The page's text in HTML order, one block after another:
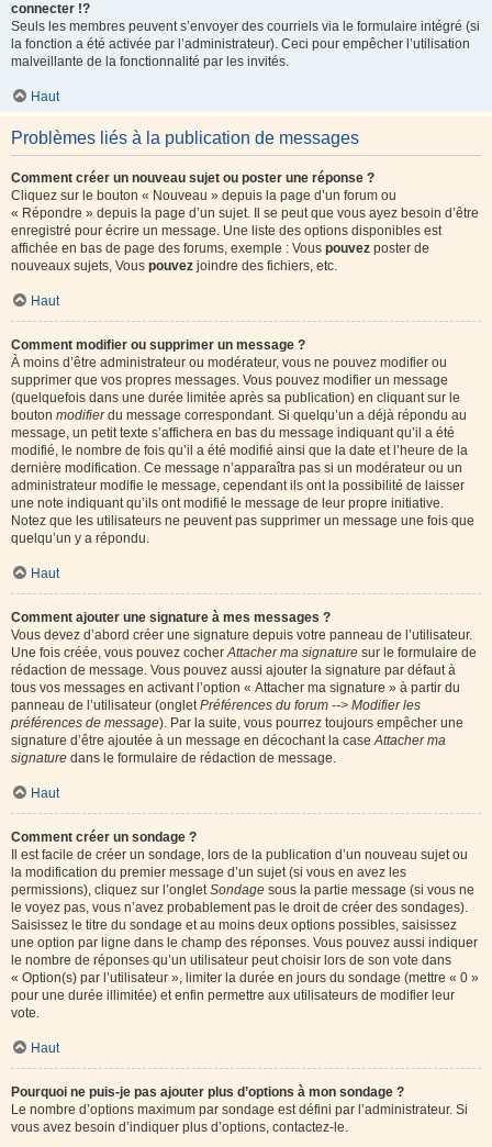
connecter !?
Seuls les membres peuvent s’envoyer des courriels via le formulaire intégré (si
la fonction a été activée par l’administrateur). Ceci pour empêcher l’utilisation
malveillante de la fonctionnalité par les invités.
Haut
Problèmes liés à la publication de messages
Comment créer un nouveau sujet ou poster une réponse ?
Cliquez sur le bouton « Nouveau » depuis la page d’un forum ou
« Répondre » depuis la page d’un sujet. Il se peut que vous ayez besoin d’être
enregistré pour écrire un message. Une liste des options disponibles est
affichée en bas de page des forums, exemple : Vous pouvez poster de
nouveaux sujets, Vous pouvez joindre des fichiers, etc.
Haut
Comment modifier ou supprimer un message ?
À moins d’être administrateur ou modérateur, vous ne pouvez modifier ou
supprimer que vos propres messages. Vous pouvez modifier un message
(quelquefois dans une durée limitée après sa publication) en cliquant sur le
bouton modifierdu message correspondant. Si quelqu’un a déjà répondu au
message, un petit texte s’affichera en bas du message indiquant qu’il a été
modifié, le nombre de fois qu’il a été modifié ainsi que la date et l’heure de la
dernière modification. Ce message n’apparaîtra pas si un modérateur ou un
administrateur modifie le message, cependant ils ont la possibilité de laisser
une note indiquant qu’ils ont modifié le message de leur propre initiative.
Notez que les utilisateurs ne peuvent pas supprimer un message une fois que
quelqu’un y a répondu.
Haut
Comment ajouter une signature à mes messages ?
Vous devez d’abord créer une signature depuis votre panneau de l’utilisateur.
Une fois créée, vous pouvez cocherAttacher ma signature sur le formulaire de
rédaction de message. Vous pouvez aussi ajouter la signature par défaut à
tous vos messages en activant l’option « Attacher ma signature » à partir du
panneau de l’utilisateur (ongletPréférences du forum --> Modifier les
préférences de message). Par la suite, vous pourrez toujours empêcher une
signature d’être ajoutée à un message en décochant la caseAttacher ma
signature dans le formulaire de rédaction de message.
Haut
Comment créer un sondage ?
Il est facile de créer un sondage, lors de la publication d’un nouveau sujet ou
la modification du premier message d’un sujet (si vous en avez les
permissions), cliquez sur l’ongletSondage sous la partie message (si vous ne
le voyez pas, vous n’avez probablement pas le droit de créer des sondages).
Saisissez le titre du sondage et au moins deux options possibles, saisissez
une option par ligne dans le champ des réponses. Vous pouvez aussi indiquer
le nombre de réponses qu’un utilisateur peut choisir lors de son vote dans
« Option(s) par l’utilisateur », limiter la durée en jours du sondage (mettre « 0 »
pour une durée illimitée) et enfin permettre aux utilisateurs de modifier leur
vote.
Haut
Pourquoi ne puis-je pas ajouter plus d’options à mon sondage ?
Le nombre d’options maximum par sondage est défini par l’administrateur. Si
vous avez besoin d’indiquer plus d’options, contactez-le.